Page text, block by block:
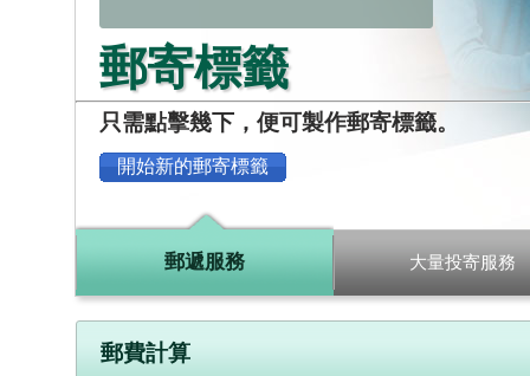
「智
郵寄標籤
只需點擊幾下，便可製作郵寄標籤。
開始新的郵寄標籤
郵遞服務 大量投寄服務
郵費計算